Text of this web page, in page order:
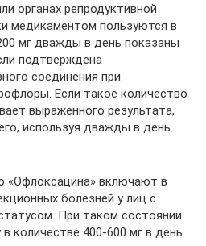
органах репродуктивной
медикаментом пользуются в
мг дважды в день показаны
подтверждена
соединения при
Если такое количество
выраженного результата,
используя дважды в день
«Офлоксацина» включают в
болезней у лиц с
При таком состоянии
количестве 400-600 мг в день.